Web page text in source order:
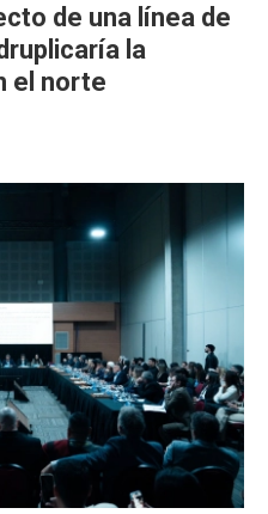
de una línea de
la
el norte